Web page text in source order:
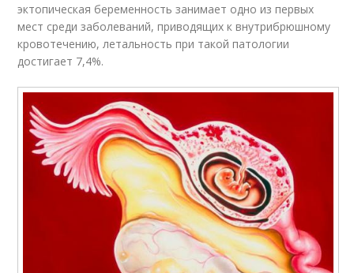
эктопическая беременность занимает одно из первых
мест среди заболеваний, приводящих к внутрибрюшному
кровотечению, летальность при такой патологии
достигает 7,4%.